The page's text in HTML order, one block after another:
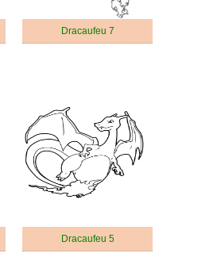
Dracaufeu 7
Dracaufeu 5